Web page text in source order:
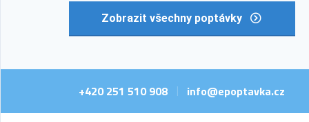
Zobrazit všechny poptávky
+420 251 510 908 | info@epoptavka.cz